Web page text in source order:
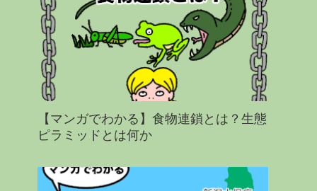
【マンガでわかる】食物連鎖とは？生態
ピラミッドとは何か